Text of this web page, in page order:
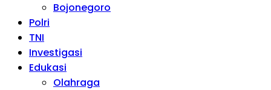
Bojonegoro
Polri
TNI
Investigasi
Edukasi
Olahraga